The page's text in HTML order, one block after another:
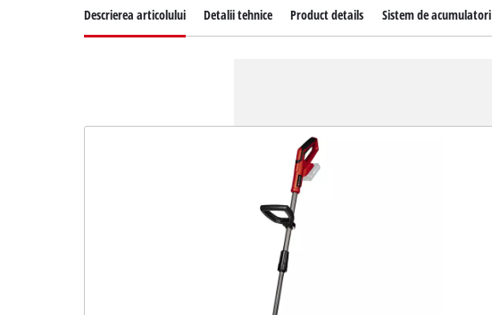
Descrierea articolului Detalii tehnice Product details Sistem de acumulatori